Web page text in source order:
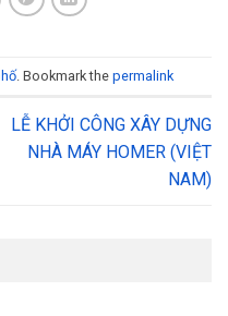
. Bookmark the permalink
LỄ KHỞI CÔNG XÂY DỰNG
NHÀ MÁY HOMER (VIỆT
NAM)